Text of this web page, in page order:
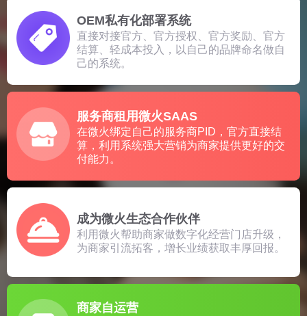
OEM私有化部署系统
直接对接官方、官方授权、官方奖励、官方
结算、轻成本投入，以自己的品牌命名做自
己的系统。
服务商租用微火SAAS
在微火绑定自己的服务商PID，官方直接结
算，利用系统强大营销为商家提供更好的交
付能力。
成为微火生态合作伙伴
利用微火帮助商家做数字化经营门店升级，
为商家引流拓客，增长业绩获取丰厚回报。
商家自运营